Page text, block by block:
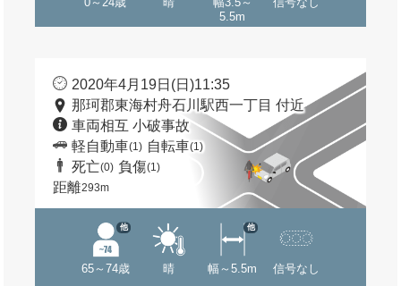
5.5m
2020年4月19日(日)11:35
那珂郡東海村舟石川駅西一丁目 付近
車両相互 小破事故
軽自動車(1) 自転車(1)
死亡(0) 負傷(1)
距離293m
65～74歳
他
晴 幅～5.5m
他
信号なし